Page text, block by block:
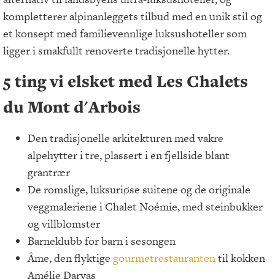
kompletterer alpinanleggets tilbud med en unik stil og
et konsept med familievennlige luksushoteller som
ligger i smakfullt renoverte tradisjonelle hytter.
5 ting vi elsket med Les Chalets
du Mont d'Arbois
Den tradisjonelle arkitekturen med vakre
alpehytter i tre, plassert i en fjellside blant
grantrær
De romslige, luksuriøse suitene og de originale
veggmaleriene i Chalet Noémie, med steinbukker
og villblomster
Barneklubb for barn i sesongen
Âme, den flyktige gourmetrestaurantentil kokken
Amélie Darvas